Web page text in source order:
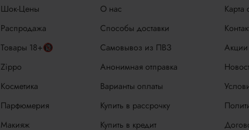
Шок-Цены
Распродажа
Товары 18+🔞
Zippo
Косметика
Парфюмерия
Макияж
О нас
Способы доставки
Самовывоз из ПВЗ
Анонимная отправка
Варианты оплаты
Купить в рассрочку
Купить в кредит
Карта
Акции